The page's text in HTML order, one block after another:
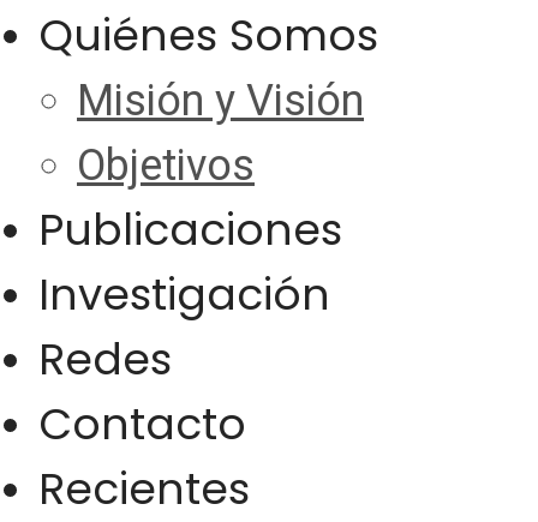
Quiénes Somos
Misión y Visión
Objetivos
Publicaciones
Investigación
Redes
Contacto
Recientes